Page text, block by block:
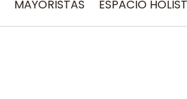
MAYORISTAS ESPACIO